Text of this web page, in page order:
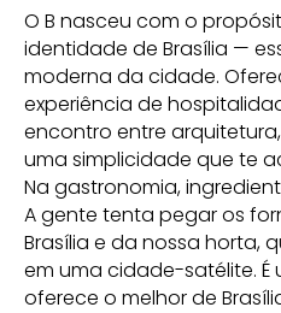
O B nasceu com o
identidade de Brasília —
moderna da cidade.
experiência de
encontro entre
uma simplicidade que te
Na gastronomia,
A gente tenta pegar os
Brasília e da nossa horta,
em uma cidade-satélite.
oferece o melhor de